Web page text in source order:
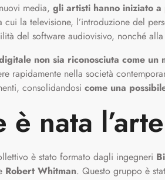
media, gli artisti hanno iniziato
cui la televisione, l’introduzione del
del software audiovisivo, nonché
non sia riconosciuta come
rapidamente nella società
consolidandosi come una
è nata
è stato formato dagli ingegneri
Robert Whitman. Questo gruppo è